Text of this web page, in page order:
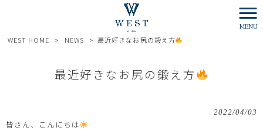
MENU
WEST HOME > NEWS > 最近好きなお尻の鍛え方
最近好きなお尻の鍛え方
2022/04/03
皆さん、こんにちは